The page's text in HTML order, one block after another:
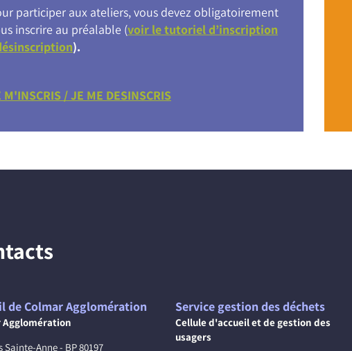
participer aux ateliers, vous devez obligatoirement
inscrire au préalable (voir le tutoriel d’inscription
).
M'INSCRIS / JE ME DESINSCRIS
de Colmar Agglomération
Agglomération
Sainte-Anne - BP 80197
Service gestion des déchets
Cellule d'accueil et de gestion des
usagers